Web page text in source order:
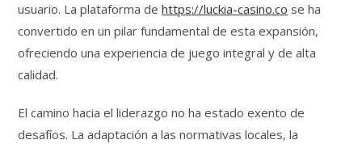
usuario. La plataforma dehttps://luckia-casino.co se ha
convertido en un pilar fundamental de esta expansión,
ofreciendo una experiencia de juego integral y de alta
calidad.
El camino hacia el liderazgo no ha estado exento de
desafíos. La adaptación a las normativas locales, la